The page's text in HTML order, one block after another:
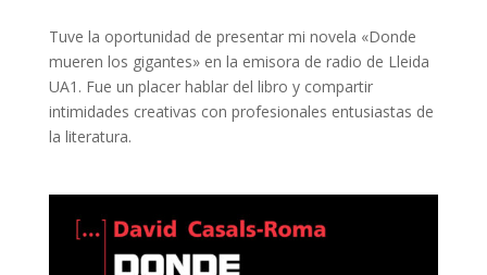
Tuve la oportunidad de presentar mi novela «Donde
mueren los gigantes» en la emisora de radio de Lleida
UA1. Fue un placer hablar del libro y compartir
intimidades creativas con profesionales entusiastas de
la literatura.